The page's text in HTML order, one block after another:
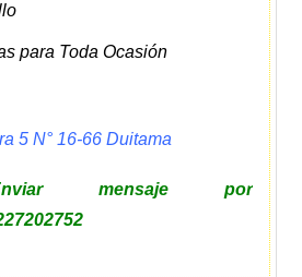
para Toda Ocasión
5 N° 16-66 Duitama
mensaje por